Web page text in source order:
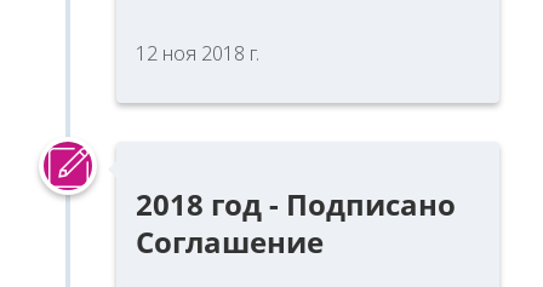
12 ноя 2018 г.
2018 год - Подписано
Соглашение